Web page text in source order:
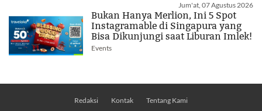
Jum'at, 07 Agustus 2026
Bukan Hanya Merlion, Ini 5 Spot
Instagramable di Singapura yang
Bisa Dikunjungi saat Liburan Imlek!
Events
Redaksi Kontak Tentang Kami